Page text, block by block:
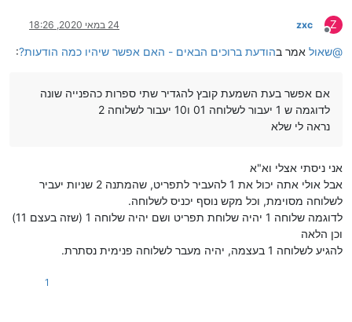
Z
מנותק
zxc 24 במאי 2020, 18:26
@שאול אמר בהודעת ברוכים הבאים - האם אפשר שיהיו כמה הודעות?:
אם אפשר בעת השמעת קובץ להגדיר שתי ספרות כהפנייה שונה
לדוגמה ש 1 יעבור לשלוחה 01 ו10 יעבור לשלוחה 2
נראה לי שלא
אני ניסתי אצלי וא"א
אבל אולי אתה יכול את 1 להעביר לתפריט, שהמתנה 2 שניות יעביר
לשלוחה מסוימת, וכל מקש נוסף יכניס לשלוחה.
לדוגמה שלוחה 1 יהיה שלוחת תפריט ושם יהיה שלוחה 1 (שזה בעצם 11)
וכן הלאה
להגיע לשלוחה 1 בעצמה, יהיה מעבר לשלוחה פנימית נסתרת.
1